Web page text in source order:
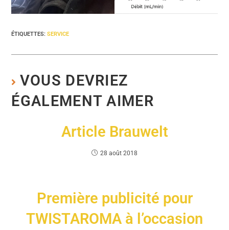
ÉTIQUETTES:SERVICE
VOUS DEVRIEZ
ÉGALEMENT AIMER
Article Brauwelt
28 août 2018
Première publicité pour
TWISTAROMA à l’occasion